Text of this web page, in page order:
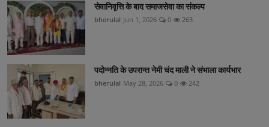
सेवानिवृत्ति के बाद समाजसेवा का संकल्प
bherulal Jun 1, 2026 0 263
पदोन्नति के उपरान्त नेमी चंद माली ने संभाला कार्यभार
bherulal May 28, 2026 0 242